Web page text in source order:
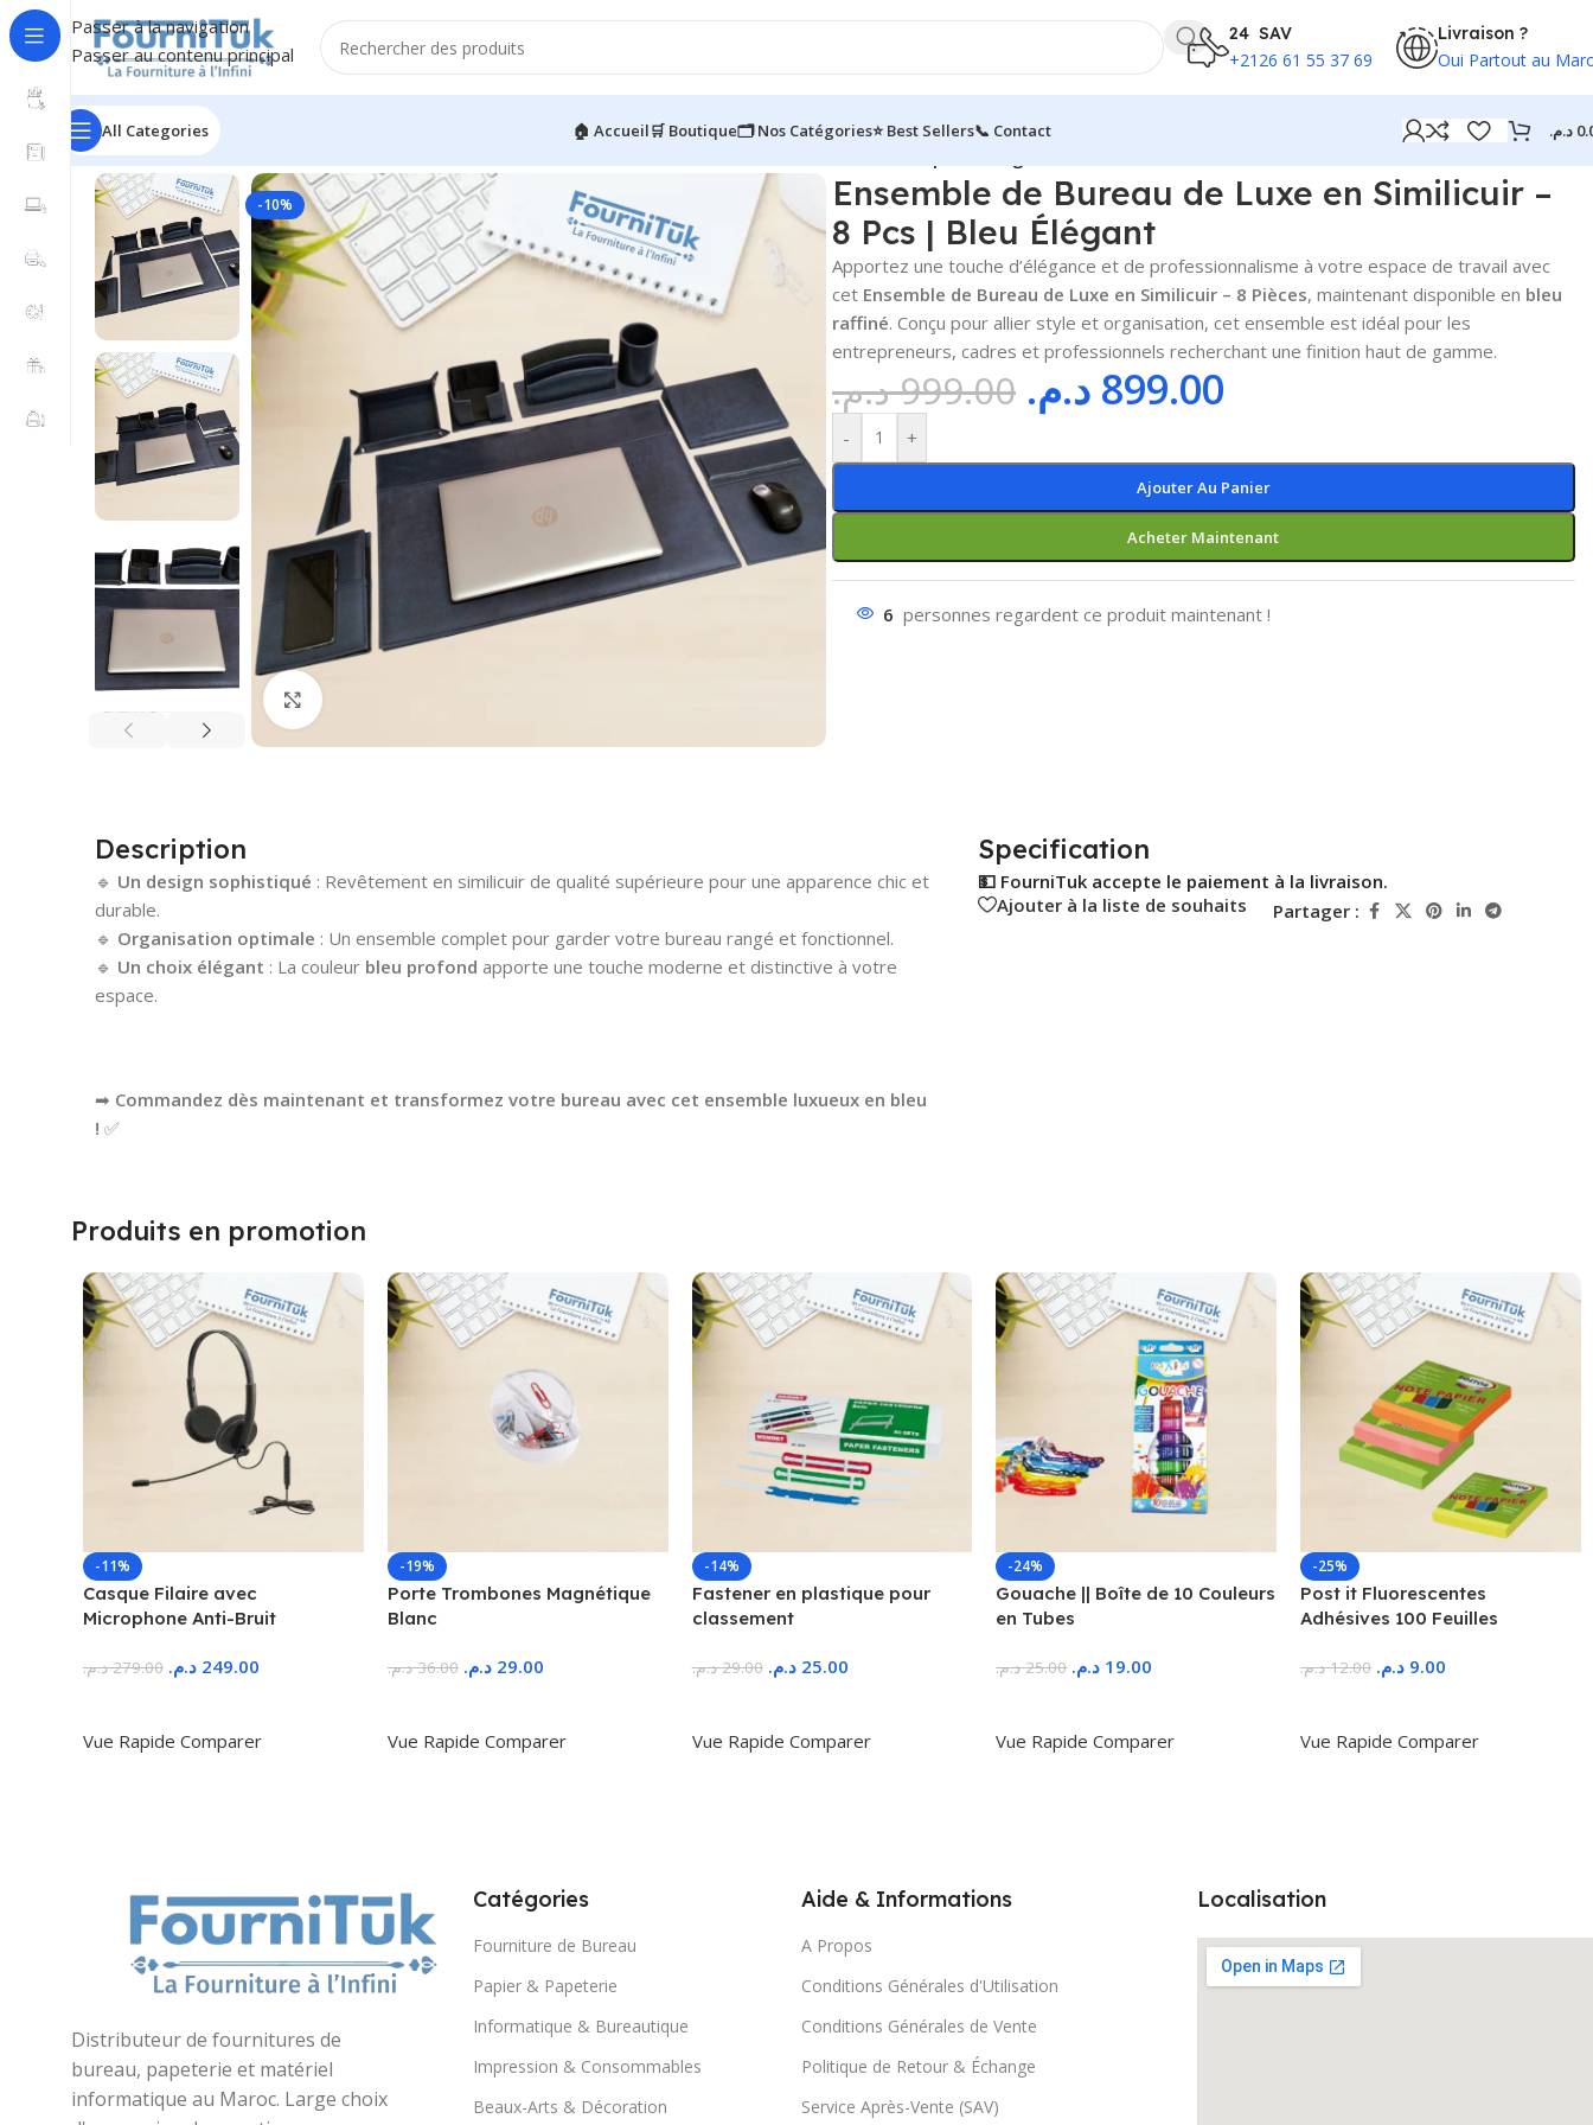
Passer à la navigation
Passer au contenu principal
24 SAV
+2126 61 55 37 69
Livraison ?
Oui Partout au
All Categories 🏠 Accueil🛒 Boutique🗂️ Nos Catégories⭐ Best Sellers📞 Contact د.م.
Accueil/Fourniture de Bureau
-10%
Ensemble de Bureau de Luxe en Similicuir –
8 Pcs | Bleu Élégant
Apportez une touche d’élégance et de professionnalisme à votre espace de travail avec
cet Ensemble de Bureau de Luxe en Similicuir – 8 Pièces, maintenant disponible en bleu
raffiné. Conçu pour allier style et organisation, cet ensemble est idéal pour les
entrepreneurs, cadres et professionnels recherchant une finition haut de gamme.
999.00د.م. 899.00 د.م.
- +
Ajouter Au Panier
Acheter Maintenant
6 personnes regardent ce produit maintenant !
Description
🔹 Un design sophistiqué : Revêtement en similicuir de qualité supérieure pour une apparence chic et
durable.
🔹 Organisation optimale : Un ensemble complet pour garder votre bureau rangé et fonctionnel.
🔹 Un choix élégant : La couleur bleu profond apporte une touche moderne et distinctive à votre
espace.
➡ Commandez dès maintenant et transformez votre bureau avec cet ensemble luxueux en bleu
! ✅
Specification
💵 FourniTuk accepte le paiement à la livraison.
Ajouter à la liste de souhaits
Partager :
Produits en promotion
-11%
Casque Filaire avec
Microphone Anti-Bruit
279.00 د.م. 249.00 د.م.
Vue Rapide Comparer
-19%
Porte Trombones Magnétique
Blanc
36.00 د.م. 29.00 د.م.
Vue Rapide Comparer
-14%
Fastener en plastique pour
classement
29.00 د.م. 25.00 د.م.
Vue Rapide Comparer
-24%
Gouache || Boîte de 10 Couleurs
en Tubes
25.00 د.م. 19.00 د.م.
Vue Rapide Comparer
-25%
Post it Fluorescentes
Adhésives 100 Feuilles
12.00 د.م. 9.00 د.م.
Vue Rapide Comparer
Distributeur de fournitures de
bureau, papeterie et matériel
informatique au Maroc. Large choix
Catégories
Fourniture de Bureau
Papier & Papeterie
Informatique & Bureautique
Impression & Consommables
Beaux-Arts & Décoration
Aide & Informations
A Propos
Conditions Générales d'Utilisation
Conditions Générales de Vente
Politique de Retour & Échange
Service Après-Vente (SAV)
Localisation